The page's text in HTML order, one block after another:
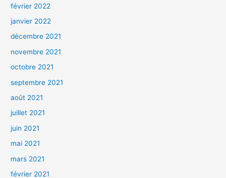
février 2022
janvier 2022
décembre 2021
novembre 2021
octobre 2021
septembre 2021
août 2021
juillet 2021
juin 2021
mai 2021
mars 2021
février 2021